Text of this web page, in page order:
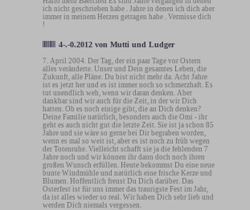
ich nicht geschrieben habe . Jahre in denen ich dich aber
immer in meinem Herzen getragen habe . Vermisse dich
!
4-.-0.2012 von Mutti und Ludger
7. April 2004. Der Tag, der ein paar Tage vor Ostern
alles veränderte. Unser und Dein gesamtes Leben, die
Zukunft, alle Pläne. Du bist nicht mehr da. Acht Jahre
ist es jetzt her und es ist immer noch so schmerzhaft. Es
tut unendlich weh, wenn wir daran denken. Aber
dankbar sind wir auch für die Zeit, in der wir Dich
hatten. Ob es noch einige gibt, die an Dich denken?
Deine Familie natürlich, besonders auch die Omi - ihr
geht es auch nicht gut die letzte Zeit. Sie ist ja schon 85
Jahre und sie wäre so gerne bei Dir begraben worden,
wenn es mal so weit ist, aber es ist noch zu früh wegen
der Totenruhe. Vielleicht schafft sie ja die fehlenden 7
Jahre noch und wir können ihr dann doch noch ihren
großen Wunsch erfüllen. Heute bekommst Du eine neue
bunte Windmühle und natürlich eine frische Kerze und
Blumen. Hoffentlich freust Du Dich darüber. Das
Osterfest ist für uns immer das traurigste Fest im Jahr,
da ist alles wieder so real. Wir haben Dich sehr lieb und
werden Dich niemals vergessen.